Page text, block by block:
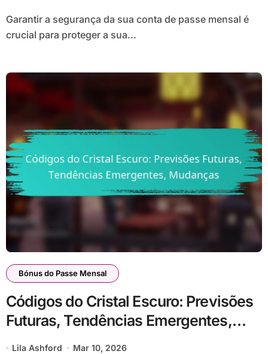
Garantir a segurança da sua conta de passe mensal é
crucial para proteger a sua...
Bónus do Passe Mensal
Códigos do Cristal Escuro: Previsões
Futuras, Tendências Emergentes,
Mudanças
Lila Ashford Mar 10, 2026